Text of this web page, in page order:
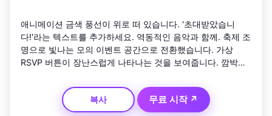
애니메이션 금색 풍선이 위로 떠 있습니다. '초대받았습니
다!'라는 텍스트를 추가하세요. 역동적인 음악과 함께. 축제 조
명으로 빛나는 모의 이벤트 공간으로 전환했습니다. 가상
RSVP 버튼이 장난스럽게 나타나는 것을 보여줍니다. 깜박이
는 것으로 마무리합니다.
복사
무료 시작 ↗